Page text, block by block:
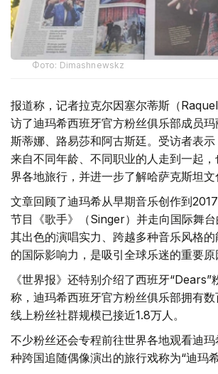
Фото: Dimashnewskz
报道称，记者拉克尔因塞尔蒂斯（
访了迪玛希西班牙官方粉丝俱乐部成员玛
斯蒂娜、路易莎和阿古斯廷。受访者表
来自不同年龄、不同职业的人走到一起
界各地旅行，并进一步了解哈萨克斯坦文
文章回顾了迪玛希从早期音乐创作到
节目《歌手》（Singer）并走向国际舞
其出色的演唱实力、跨越多种音乐风格
的国际影响力，是吸引全球乐迷的重要原
《世界报》还特别介绍了西班牙“Dears”
称，迪玛希西班牙官方粉丝俱乐部拥有
线上粉丝社群规模已接近1.8万人。
不少粉丝还会专程前往世界各地观看迪
种跨国追随偶像演出的旅行戏称为“迪玛希